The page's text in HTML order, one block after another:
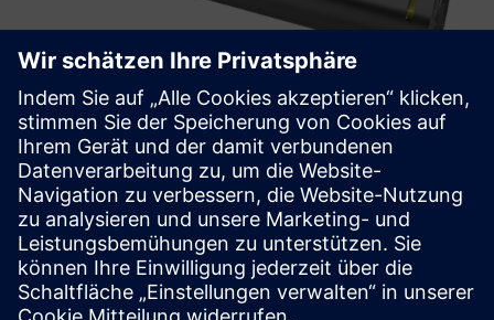
TXOne Portable Inspector
Portable Inspector ist ein tragbares, installationsfreies USB-
OT-natives Tool, das darauf abzielt, OT-Betreiber vor
böswilligen Handlungen zu schützen.
Mehr erfahren